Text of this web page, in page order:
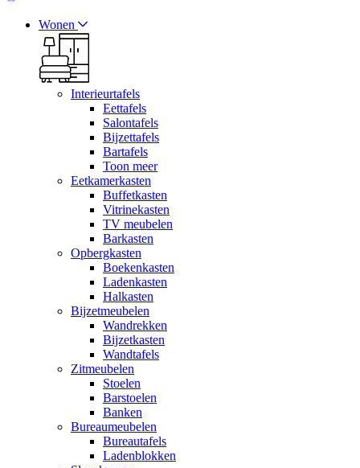
Wonen
Interieurtafels
Eettafels
Salontafels
Bijzettafels
Bartafels
Toon meer
Eetkamerkasten
Buffetkasten
Vitrinekasten
TV meubelen
Barkasten
Opbergkasten
Boekenkasten
Ladenkasten
Halkasten
Bijzetmeubelen
Wandrekken
Bijzetkasten
Wandtafels
Zitmeubelen
Stoelen
Barstoelen
Banken
Bureaumeubelen
Bureautafels
Ladenblokken